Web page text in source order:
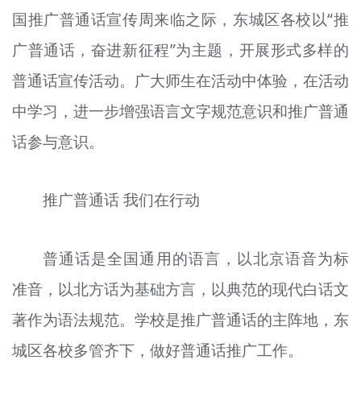
资料库
+
国推广普通话宣传周来临之际，东城区各校以“推
广普通话，奋进新征程”为主题，开展形式多样的
普通话宣传活动。广大师生在活动中体验，在活动
中学习，进一步增强语言文字规范意识和推广普通
话参与意识。
推广普通话 我们在行动
普通话是全国通用的语言，以北京语音为标
准音，以北方话为基础方言，以典范的现代白话文
著作为语法规范。学校是推广普通话的主阵地，东
城区各校多管齐下，做好普通话推广工作。